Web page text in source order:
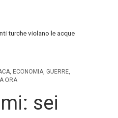
turche violano le acque
, ECONOMIA, GUERRE,
ORA
sei